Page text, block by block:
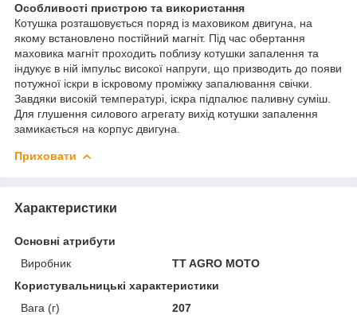
Особливості пристрою та використання
Котушка розташовується поряд із маховиком двигуна, на
якому встановлено постійний магніт. Під час обертання
маховика магніт проходить поблизу котушки запалення та
індукує в ній імпульс високої напруги, що призводить до появи
потужної іскри в іскровому проміжку запалювання свічки.
Завдяки високій температурі, іскра підпалює паливну суміш.
Для глушення силового агрегату вихід котушки запалення
замикається на корпус двигуна.
Приховати
Характеристики
Основні атрибути
Виробник
TT AGRO MOTO
Користувальницькі характеристики
Вага (г)
207